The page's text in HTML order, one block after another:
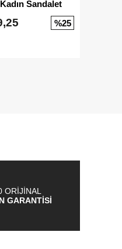
Sandalet
%25
ORİJİNAL
GARANTİSİ